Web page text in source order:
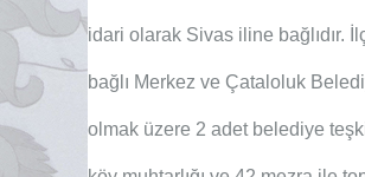
idari olarak Sivas iline bağlıdır.
bağlı Merkez ve Çataloluk
olmak üzere 2 adet belediye